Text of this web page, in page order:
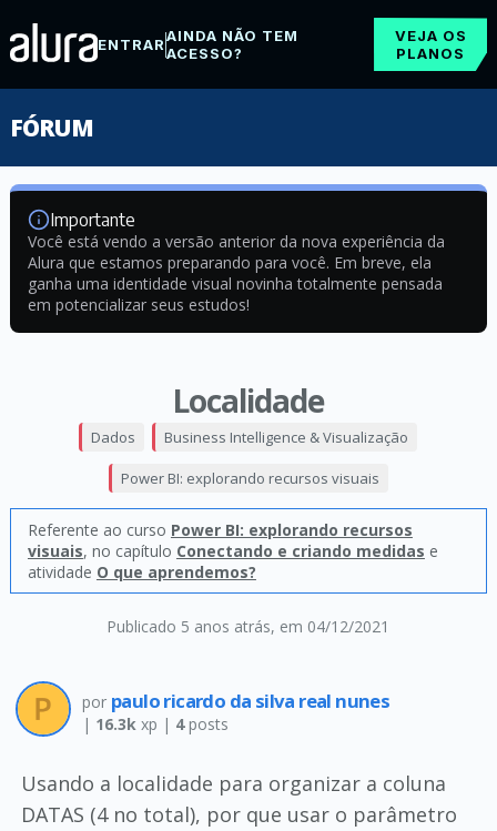
ENTRARAINDA NÃO TEM
ACESSO?
VEJA OS
PLANOS
FÓRUM
Importante
Você está vendo a versão anterior da nova experiência da
Alura que estamos preparando para você. Em breve, ela
ganha uma identidade visual novinha totalmente pensada
em potencializar seus estudos!
Localidade
Publicado 5 anos atrás, em 04/12/2021
Dados Business Intelligence & Visualização
Power BI: explorando recursos visuais
Referente ao curso Power BI: explorando recursos
visuais, no capítulo Conectando e criando medidas e
atividade O que aprendemos?
por paulo ricardo da silva real nunes
| 16.3kxp | 4posts
Usando a localidade para organizar a coluna
DATAS (4 no total), por que usar o parâmetro